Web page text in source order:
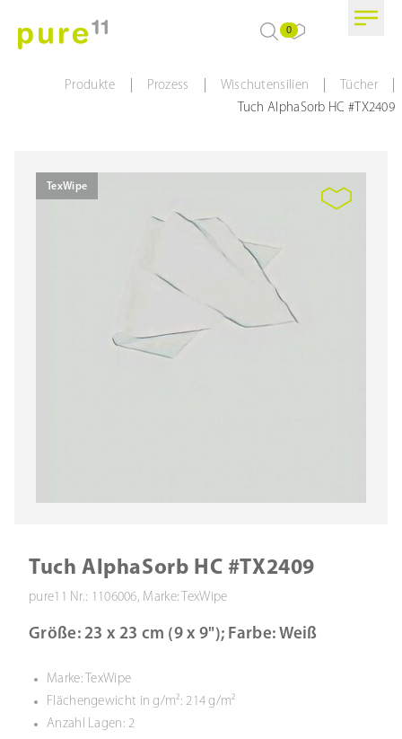
0
Produkte Prozess Wischutensilien Tücher
Tuch AlphaSorb HC #TX2409
TexWipe
Tuch AlphaSorb HC #TX2409
pure11 Nr.: 1106006, Marke: TexWipe
Größe: 23 x 23 cm (9 x 9"); Farbe: Weiß
Marke: TexWipe
Flächengewicht in g/m²: 214 g/m²
Anzahl Lagen: 2